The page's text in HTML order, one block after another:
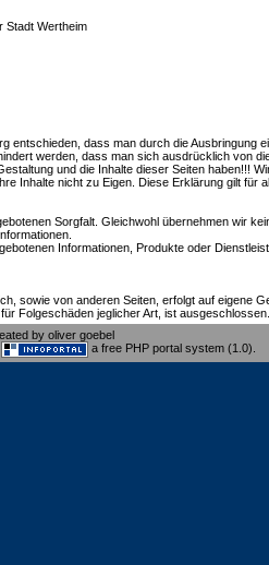
Stadt Wertheim
entschieden, dass man durch die Ausbringung
werden, dass man sich ausdrücklich von
und die Inhalte dieser Seiten haben!!!
Inhalte nicht zu Eigen. Diese Erklärung gilt
Sorgfalt. Gleichwohl übernehmen wir
Informationen, Produkte oder
sowie von anderen Seiten, erfolgt auf eigene
Folgeschäden jeglicher Art, ist ausgeschlossen..
by oliver goebel
a free PHP portal system (1.0).